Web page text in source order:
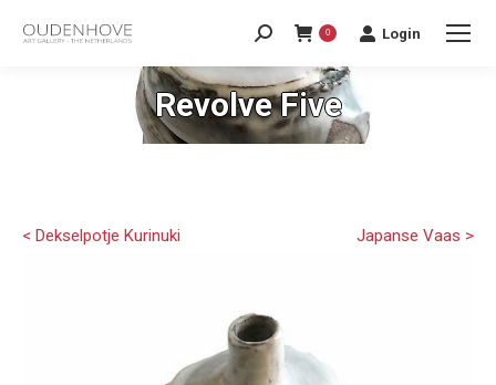
0 Login
Revolve Five
Japanse Vaas >
< Dekselpotje Kurinuki